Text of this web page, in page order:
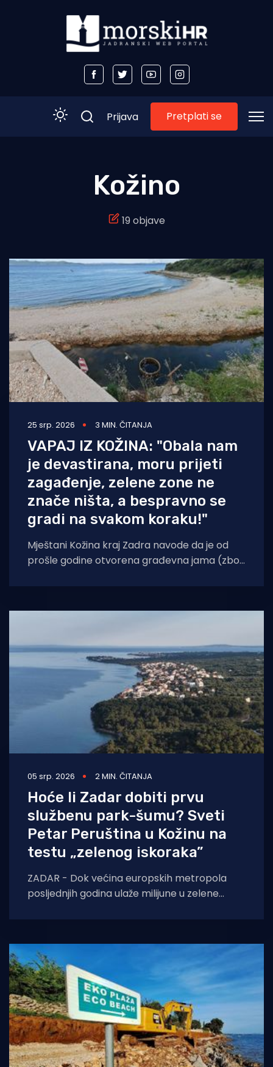
Otoci
Turizam i nautika
Pomorstvo
Ribolov
Ekologija
Tradicija i kultura
Prijava Pretplati se
Kožino
19 objave
25 srp. 2026 3 MIN. ČITANJA
VAPAJ IZ KOŽINA: "Obala nam
je devastirana, moru prijeti
zagađenje, zelene zone ne
znače ništa, a bespravno se
gradi na svakom koraku!"
Mještani Kožina kraj Zadra navode da je od
prošle godine otvorena građevna jama (zbog
05 srp. 2026 2 MIN. ČITANJA
Hoće li Zadar dobiti prvu
službenu park-šumu? Sveti
Petar Peruština u Kožinu na
testu „zelenog iskoraka”
ZADAR - Dok većina europskih metropola
posljednjih godina ulaže milijune u zelene
službenu park-